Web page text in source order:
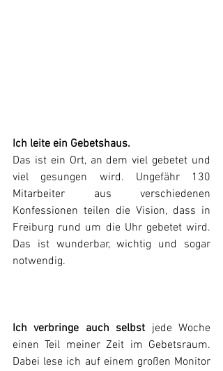
Ich leite ein Gebetshaus.
Das ist ein Ort, an dem viel gebetet und
viel gesungen wird. Ungefähr 130
Mitarbeiter aus verschiedenen
Konfessionen teilen die Vision, dass in
Freiburg rund um die Uhr gebetet wird.
Das ist wunderbar, wichtig und sogar
notwendig.
Ich verbringe auch selbst jede Woche
einen Teil meiner Zeit im Gebetsraum.
Dabei lese ich auf einem großen Monitor